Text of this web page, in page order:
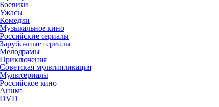
Боевики
Ужасы
Комедии
Музыкальное кино
Российские сериалы
Зарубежные сериалы
Мелодрамы
Приключения
Советская мультипликация
Мультсериалы
Российское кино
Анимэ
DVD